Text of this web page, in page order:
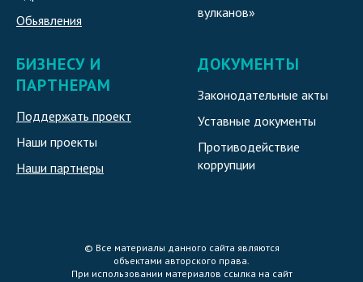
Обьявления
вулканов»
БИЗНЕСУ И
ПАРТНЕРАМ
Поддержать проект
Наши проекты
Наши партнеры
ДОКУМЕНТЫ
Законодательные акты
Уставные документы
Противодействие
коррупции
© Все материалы данного сайта являются
объектами авторского права.
При использовании материалов ссылка на сайт